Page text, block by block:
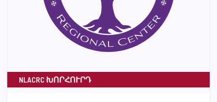
NLACRC ԽՈՐՀՈՒՐԴ